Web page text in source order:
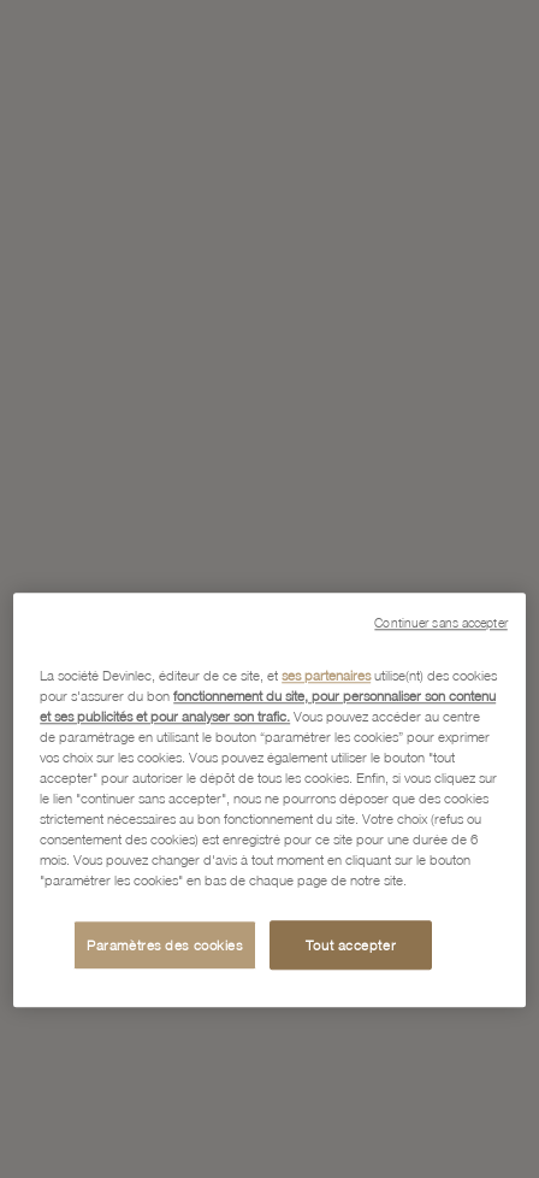
La société Devinlec, éditeur de ce site, etses partenairesutilise(nt) des cookies
pour s'assurer du bonfonctionnement du site, pour personnaliser son contenu
et ses publicités et pour analyser son trafic. Vous pouvez accéder au centre
de paramétrage en utilisant le bouton “paramétrer les cookies” pour exprimer
vos choix sur les cookies. Vous pouvez également utiliser le bouton "tout
accepter" pour autoriser le dépôt de tous les cookies. Enfin, si vous cliquez sur
le lien "continuer sans accepter", nous ne pourrons déposer que des cookies
strictement nécessaires au bon fonctionnement du site. Votre choix (refus ou
consentement des cookies) est enregistré pour ce site pour une durée de 6
mois. Vous pouvez changer d'avis à tout moment en cliquant sur le bouton
"paramétrer les cookies" en bas de chaque page de notre site.
Paramètres des cookies Tout accepter
Continuer sans accepter